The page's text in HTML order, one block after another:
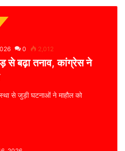
0 2,012
से बढ़ा तनाव, कांग्रेस ने
से जुड़ी घटनाओं ने माहौल को